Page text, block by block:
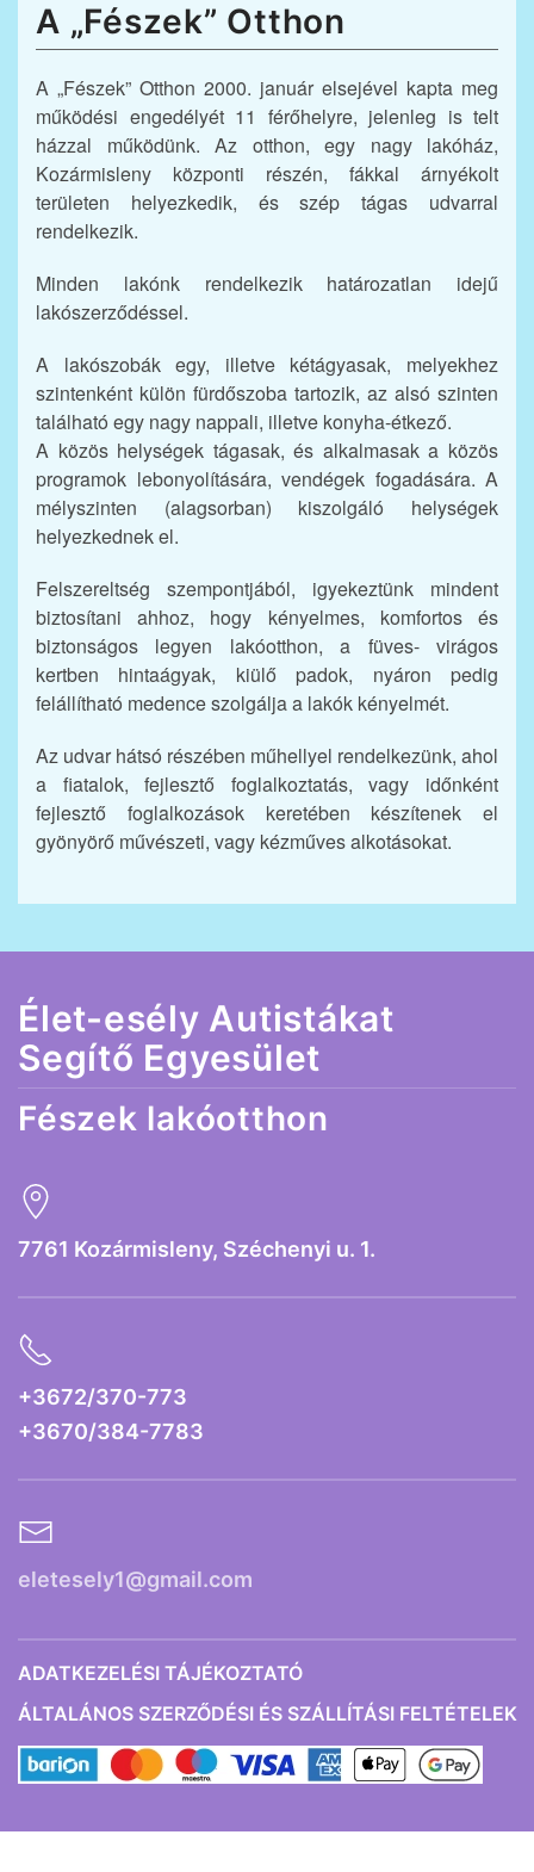
A „Fészek” Otthon
A „Fészek” Otthon 2000. január elsejével kapta meg
működési engedélyét 11 férőhelyre, jelenleg is telt
házzal működünk. Az otthon, egy nagy lakóház,
Kozármisleny központi részén, fákkal árnyékolt
területen helyezkedik, és szép tágas udvarral
rendelkezik.
Minden lakónk rendelkezik határozatlan idejű
lakószerződéssel.
A lakószobák egy, illetve kétágyasak, melyekhez
szintenként külön fürdőszoba tartozik, az alsó szinten
található egy nagy nappali, illetve konyha-étkező.
A közös helységek tágasak, és alkalmasak a közös
programok lebonyolítására, vendégek fogadására. A
mélyszinten (alagsorban) kiszolgáló helységek
helyezkednek el.
Felszereltség szempontjából, igyekeztünk mindent
biztosítani ahhoz, hogy kényelmes, komfortos és
biztonságos legyen lakóotthon, a füves- virágos
kertben hintaágyak, kiülő padok, nyáron pedig
felállítható medence szolgálja a lakók kényelmét.
Az udvar hátsó részében műhellyel rendelkezünk, ahol
a fiatalok, fejlesztő foglalkoztatás, vagy időnként
fejlesztő foglalkozások keretében készítenek el
gyönyörő művészeti, vagy kézműves alkotásokat.
Élet-esély Autistákat
Segítő Egyesület
Fészek lakóotthon
7761 Kozármisleny, Széchenyi u. 1.
+3672/370-773
+3670/384-7783
eletesely1@gmail.com
ADATKEZELÉSI TÁJÉKOZTATÓ
ÁLTALÁNOS SZERZŐDÉSI ÉS SZÁLLÍTÁSI FELTÉTELEK